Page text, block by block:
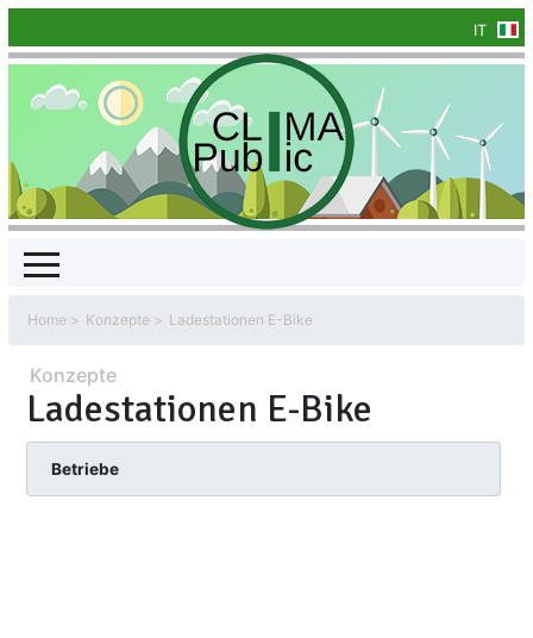
IT
Home Konzepte Ladestationen E-Bike
Konzepte
Ladestationen E-Bike
Betriebe